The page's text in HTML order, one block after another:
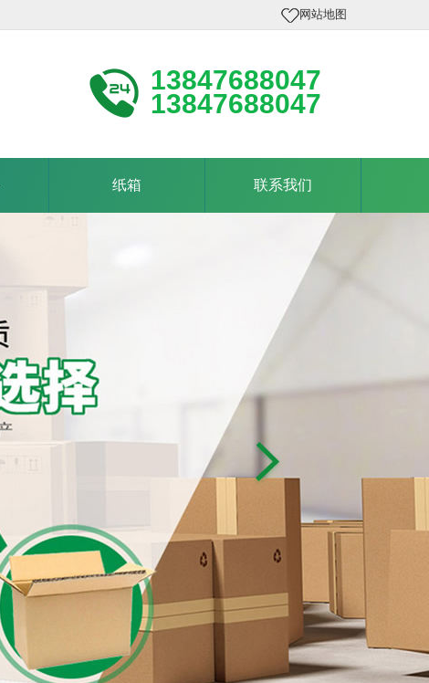
网站地图
13847688047
13847688047
纸箱 联系我们